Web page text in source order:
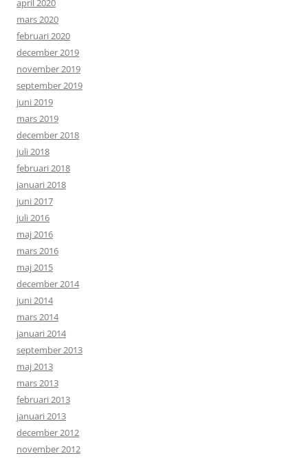
april 2020
mars 2020
februari 2020
december 2019
november 2019
september 2019
juni 2019
mars 2019
december 2018
juli 2018
februari 2018
januari 2018
juni 2017
juli 2016
maj 2016
mars 2016
maj 2015
december 2014
juni 2014
mars 2014
januari 2014
september 2013
maj 2013
mars 2013
februari 2013
januari 2013
december 2012
november 2012